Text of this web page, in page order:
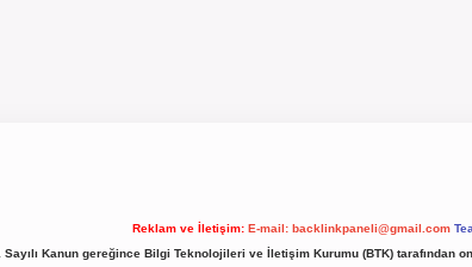
Reklam ve İletişim: E-mail: backlinkpaneli@gmail.com
Kanun gereğince Bilgi Teknolojileri ve İletişim Kurumu (BTK)